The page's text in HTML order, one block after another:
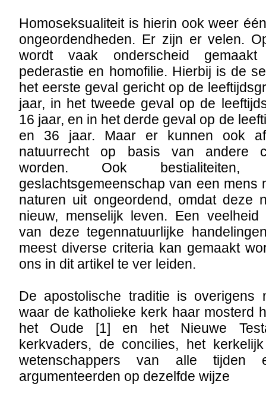
Homoseksualiteit is hierin ook weer
ongeordendheden. Er zijn er velen.
wordt vaak onderscheid gemaakt
pederastie en homofilie. Hierbij is de
het eerste geval gericht op de
jaar, in het tweede geval op de
16 jaar, en in het derde geval op de
en 36 jaar. Maar er kunnen ook
natuurrecht op basis van andere
worden. Ook
geslachtsgemeenschap van een mens
naturen uit ongeordend, omdat deze
nieuw, menselijk leven. Een veelheid
van deze tegennatuurlijke
meest diverse criteria kan gemaakt
ons in dit artikel te ver leiden.
De apostolische traditie is overigens
waar de katholieke kerk haar mosterd
het Oude [1] en het Nieuwe
kerkvaders, de concilies, het
wetenschappers van alle tijden
argumenteerden op dezelfde wijze